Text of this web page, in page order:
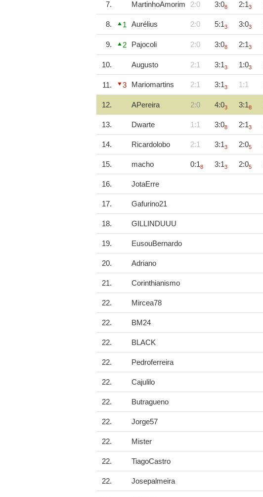
7. MartinhoAmorim 2:0 3:08 2:13
8. 1 Aurélius 2:0 5:13 3:03
9. 2 Pajocoli 2:0 3:08 2:13
10. Augusto 2:1 3:13 1:03
11. 3 Mariomartins 2:1 3:13 1:1
12. APereira 2:0 4:03 3:18
13. Dwarte 1:1 3:08 2:13
14. Ricardolobo 2:1 3:13 2:05
15. macho 0:18 3:13 2:05
16. JotaErre
17. Gafurino21
18. GILLINDUUU
19. EusouBernardo
20. Adriano
21. Corinthianismo
22. Mircea78
22. BM24
22. BLACK
22. Pedroferreira
22. Cajulilo
22. Butragueno
22. Jorge57
22. Mister
22. TiagoCastro
22. Josepalmeira